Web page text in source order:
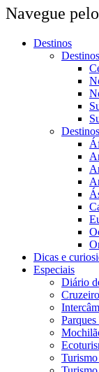
Navegue
Destinos
Dicas e
Especiais
Diário